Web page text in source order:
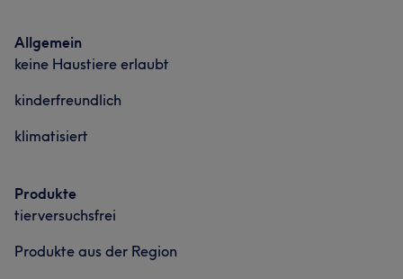
Allgemein
keine Haustiere erlaubt
kinderfreundlich
klimatisiert
Produkte
tierversuchsfrei
Produkte aus der Region